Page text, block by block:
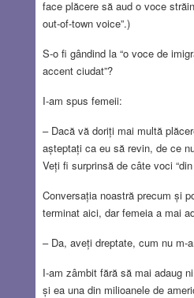
face plăcere să aud o voce
out-of-town voice”.)
S-o fi gândind la “o voce de
accent ciudat”?
I-am spus femeii:
– Dacă vă doriți mai multă
așteptați ca eu să revin, de ce
Veți fi surprinsă de câte voci
Conversația noastră precum și
terminat aici, dar femeia a mai
– Da, aveți dreptate, cum nu m-
I-am zâmbit fără să mai adaug
și ea una din milioanele de